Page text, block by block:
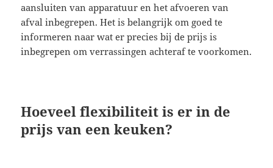
aansluiten van apparatuur en het afvoeren van
afval inbegrepen. Het is belangrijk om goed te
informeren naar wat er precies bij de prijs is
inbegrepen om verrassingen achteraf te voorkomen.
Hoeveel flexibiliteit is er in de
prijs van een keuken?